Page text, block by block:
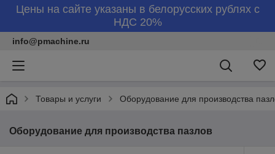
Цены на сайте указаны в белорусских рублях с
НДС 20%
info@pmachine.ru
Товары и услуги Оборудование для производства
Оборудование для производства пазлов